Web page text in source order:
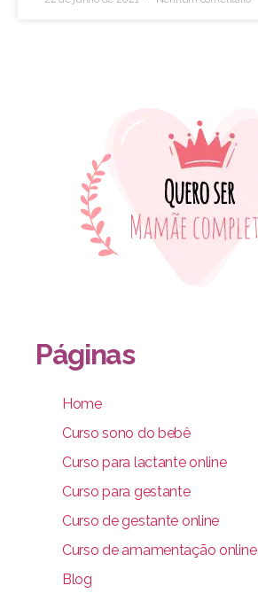
Páginas
Home
Curso sono do bebê
Curso para lactante online
Curso para gestante
Curso de gestante online
Curso de amamentação online
Blog